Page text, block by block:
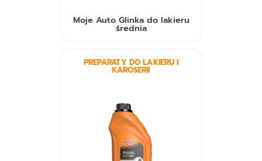
Moje Auto Glinka do lakieru
średnia
PREPARATY DO LAKIERU I
KAROSERII